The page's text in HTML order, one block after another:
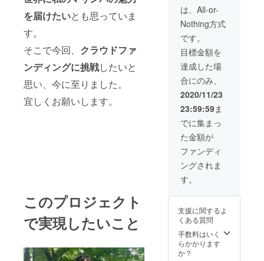
を届けたいとも思っていま
す。
そこで今回、 クラウドファ
ンディングに挑戦したいと
思い、今に至りました。
宜しくお願いします。
このプロジェクト
で実現したいこと
ます！ （マリン
バと一緒に歌を
歌う、ギターを
弾くなど） ※会
場までの交通費
はご支援者様の
ご負担となりま
す。 ・お題いた
だけた曲を弾き
ます！ （マリン
バで弾いて欲し
い曲や、思い出
の詰まった曲、
大好きな曲な
ど） ※カバー曲
に関しては「権
利元やJASRAC
などの管理団体
様から承諾をい
限るかそれに該
当しない曲」と
します。何らか
しらの問題があ
れば、責任は当
方でとります。
になったらチ
ケット2枚手配し
ます。 ※会場ま
での交通費はご
支援者様のご負
担となります。
・支援者様への
オリジナル曲を
作成し、オンラ
イン演奏で1曲提
供します。 ※制
作された楽曲の
著作権等の権利
も差し上げます
・webまたは直
接お会いし(感染
症対策を取った
上で)、1時間
セッションをし
バと一緒に歌を
歌う、ギターを
弾くなど） ※会
場までの交通費
はご支援者様の
ご負担となりま
す。 ・お題いた
れた誕生月の期
間に「誕生日に
おめでとう」を
マリンバでオン
ライン演奏しま
す(バースデー
カードを提供し
ます)。一緒に盛
り上がりましょ
う。 ※プルダウ
お選びくださ
い。 ・コンサー
トができるよう
になったらチ
ケット2枚手配し
ます。 ※会場ま
での交通費はご
支援者様のご負
担となります。
・支援者様への
オリジナル曲を
作成し、オンラ
イン演奏で1曲提
供します ※制作
された楽曲の著
作権等の権利も
は、All-or-
Nothing方式
です。
目標金額を
達成した場
合にのみ、
2020/11/23
23:59:59ま
でに集まっ
た金額が
ファンディ
ングされま
す。
支援に関するよ
くある質問
手数料はいく
らかかります
か？